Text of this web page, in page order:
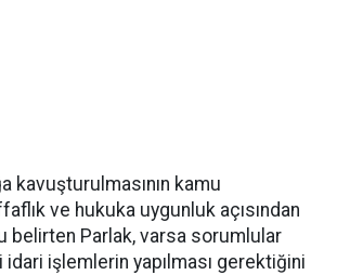
kavuşturulmasının kamu
ve hukuka uygunluk açısından
belirten Parlak, varsa sorumlular
idari işlemlerin yapılması gerektiğini